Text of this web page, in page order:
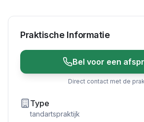
Praktische Informatie
Bel voor een
Direct contact met de
Type
tandartspraktijk